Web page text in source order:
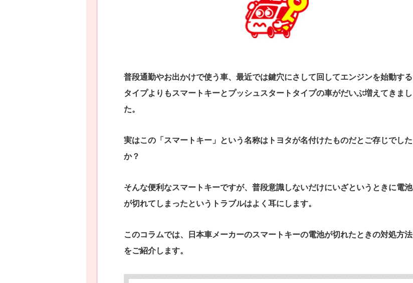
普段通勤やお出かけで使う車、最近では鍵穴にさして回してエンジンを始動する
タイプよりもスマートキーとプッシュスタートタイプの車がだいぶ増えてきまし
た。
実はこの「スマートキー」という名称はトヨタが名付けたものだとご存じでした
か？
そんな便利なスマートキーですが、普段意識しないだけにいざというときに電池
が切れてしまったというトラブルはよく耳にします。
このコラムでは、日本車メーカーのスマートキーの電池が切れたときの対処方法
をご紹介します。